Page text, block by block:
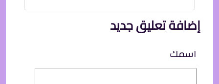
إضافة تعليق جديد
اسمك